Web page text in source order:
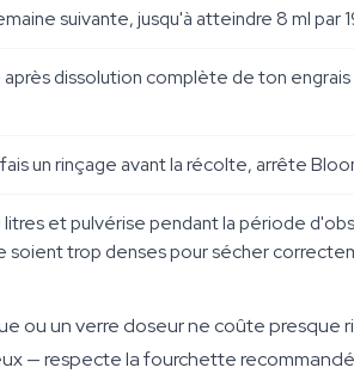
suivante, jusqu'à atteindre 8 ml par
dissolution complète de ton
un rinçage avant la récolte, arrête
litres et pulvérise pendant la période
soient trop denses pour sécher
ou un verre doseur ne coûte
— respecte la fourchette